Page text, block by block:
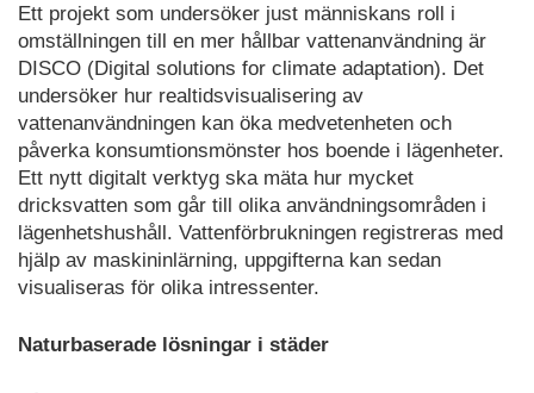
Ett projekt som undersöker just människans roll i
omställningen till en mer hållbar vattenanvändning är
DISCO (Digital solutions for climate adaptation). Det
undersöker hur realtidsvisualisering av
vattenanvändningen kan öka medvetenheten och
påverka konsumtionsmönster hos boende i lägenheter.
Ett nytt digitalt verktyg ska mäta hur mycket
dricksvatten som går till olika användningsområden i
lägenhetshushåll. Vattenförbrukningen registreras med
hjälp av maskininlärning, uppgifterna kan sedan
visualiseras för olika intressenter.
Naturbaserade lösningar i städer